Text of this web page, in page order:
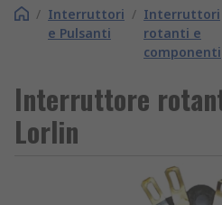
/ Interruttori
e Pulsanti
/ Interruttori
rotanti e
componenti
Interruttore
Lorlin